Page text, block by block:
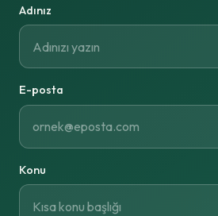
Adınız
E-posta
Konu